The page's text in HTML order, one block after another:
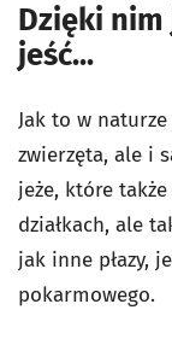
Dzięki
jeść...
Jak to w
zwierzęta, ale i
jeże, które
działkach, ale
jak inne płazy,
pokarmowego.